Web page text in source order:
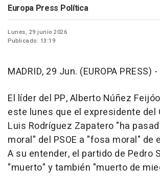
Europa Press Política
Lunes, 29 junio 2026
Publicado: 13:19
MADRID, 29 Jun. (EUROPA PRESS) -
El líder del PP, Alberto Núñez
este lunes que el expresidente del
Luis Rodríguez Zapatero "ha
moral" del PSOE a "fosa moral" de
A su entender, el partido de Pedro
"muerto" y también "muerto de